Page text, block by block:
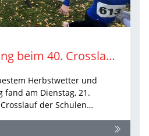
Rekordbeteiligung beim 40. Crosslauf der Schulen am Firstwald
Herbstwetter und
am Dienstag, 21.
der Schulen…